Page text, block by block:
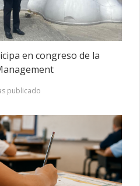
en congreso de la
publicado